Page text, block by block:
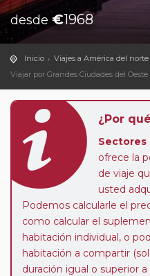
desde €1968
Inicio Viajes a América del norte
Viajar por Grandes Ciudades del
¿Por
Sectores
ofrece la
de viaje
usted
Podemos calcularle el
como calcular el
habitación individual, o
habitación a compartir
duración igual o superior